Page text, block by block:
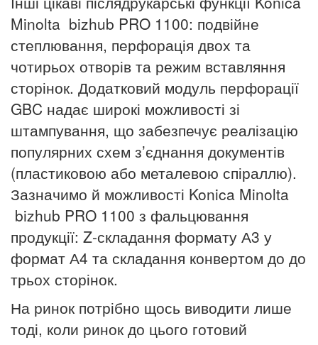
Minolta bizhub PRO 1100: подвійне
степлювання, перфорація двох та
чотирьох отворів та режим вставляння
сторінок. Додатковий модуль перфорації
GBC надає широкі можливості зі
штампування, що забезпечує реалізацію
популярних схем з’єднання документів
(пластиковою або металевою спіраллю).
Зазначимо й можливості Konica Minolta
bizhub PRO 1100 з фальцювання
продукції: Z-складання формату А3 у
формат А4 та складання конвертом до до
трьох сторінок.
На ринок потрібно щось виводити лише
тоді, коли ринок до цього готовий